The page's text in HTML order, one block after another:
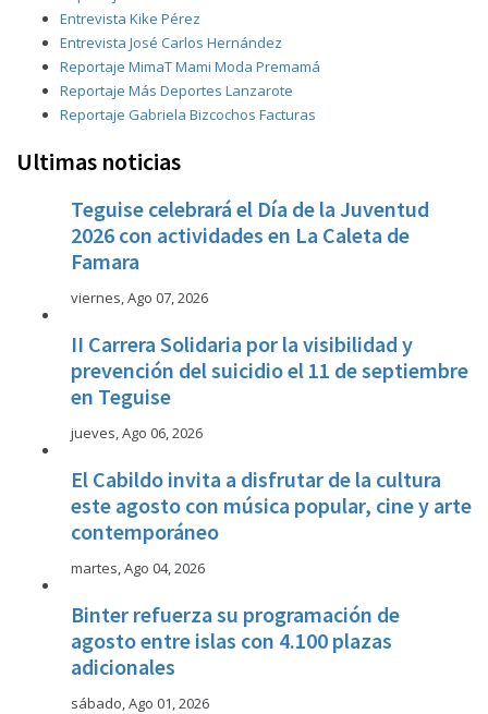
Entrevista Kike Pérez
Entrevista José Carlos Hernández
Reportaje MimaT Mami Moda Premamá
Reportaje Más Deportes Lanzarote
Reportaje Gabriela Bizcochos Facturas
Ultimas noticias
Teguise celebrará el Día de la Juventud
2026 con actividades en La Caleta de
Famara
viernes, Ago 07, 2026
II Carrera Solidaria por la visibilidad y
prevención del suicidio el 11 de septiembre
en Teguise
jueves, Ago 06, 2026
El Cabildo invita a disfrutar de la cultura
este agosto con música popular, cine y arte
contemporáneo
martes, Ago 04, 2026
Binter refuerza su programación de
agosto entre islas con 4.100 plazas
adicionales
sábado, Ago 01, 2026